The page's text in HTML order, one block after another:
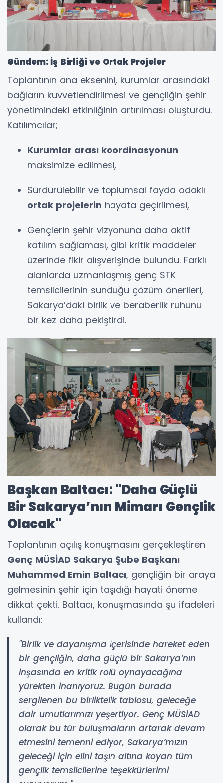
Gündem: İş Birliği ve Ortak Projeler
Toplantının ana eksenini, kurumlar arasındaki
bağların kuvvetlendirilmesi ve gençliğin şehir
yönetimindeki etkinliğinin artırılması oluşturdu.
Katılımcılar;
Kurumlar arası koordinasyonun
maksimize edilmesi,
Sürdürülebilir ve toplumsal fayda odaklı
ortak projelerin hayata geçirilmesi,
Gençlerin şehir vizyonuna daha aktif
katılım sağlaması, gibi kritik maddeler
üzerinde fikir alışverişinde bulundu. Farklı
alanlarda uzmanlaşmış genç STK
temsilcilerinin sunduğu çözüm önerileri,
Sakarya’daki birlik ve beraberlik ruhunu
bir kez daha pekiştirdi.
Başkan Baltacı: "Daha Güçlü
Bir Sakarya’nın Mimarı Gençlik
Olacak"
Toplantının açılış konuşmasını gerçekleştiren
Genç MÜSİAD Sakarya Şube Başkanı
Muhammed Emin Baltacı, gençliğin bir araya
gelmesinin şehir için taşıdığı hayati öneme
dikkat çekti. Baltacı, konuşmasında şu ifadeleri
kullandı:
"Birlik ve dayanışma içerisinde hareket eden
bir gençliğin, daha güçlü bir Sakarya’nın
inşasında en kritik rolü oynayacağına
yürekten inanıyoruz. Bugün burada
sergilenen bu birliktelik tablosu, geleceğe
dair umutlarımızı yeşertiyor. Genç MÜSİAD
olarak bu tür buluşmaların artarak devam
etmesini temenni ediyor, Sakarya’mızın
geleceği için elini taşın altına koyan tüm
gençlik temsilcilerine teşekkürlerimi